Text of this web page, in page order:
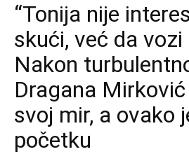
Media“Tonija nije
skući, već da vozi
Nakon
Dragana
svoj mir, a ovako
početku